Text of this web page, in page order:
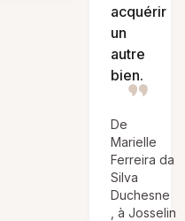
acquérir
un
autre
bien.
De
Marielle
Ferreira da
Silva
Duchesne
, à Josselin